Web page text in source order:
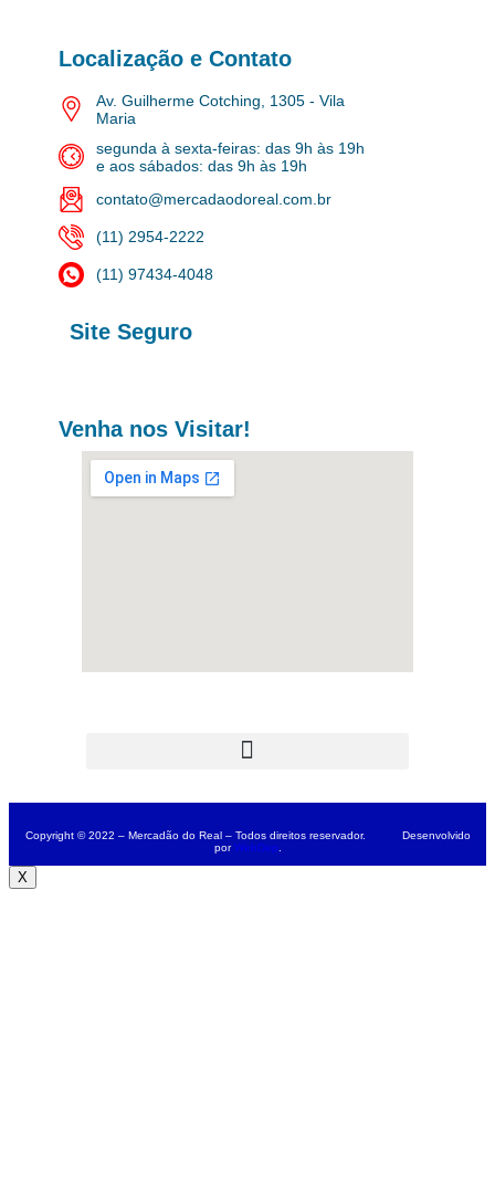
Localização e Contato
Av. Guilherme Cotching, 1305 - Vila
Maria
segunda à sexta-feiras: das 9h às 19h
e aos sábados: das 9h às 19h
contato@mercadaodoreal.com.br
(11) 2954-2222
(11) 97434-4048
Site Seguro
Venha nos Visitar!
Copyright © 2022 – Mercadão do Real – Todos direitos reservador. Desenvolvido
porWebDep
X